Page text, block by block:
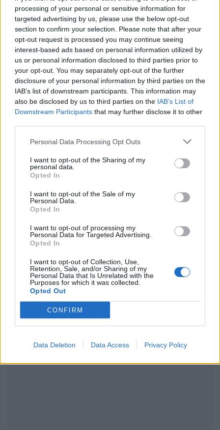
processing of your personal or sensitive information for
targeted advertising by us, please use the below opt-out
section to confirm your selection. Please note that after your
opt-out request is processed you may continue seeing
interest-based ads based on personal information utilized by
us or personal information disclosed to third parties prior to
your opt-out. You may separately opt-out of the further
disclosure of your personal information by third parties on the
IAB’s list of downstream participants. This information may
also be disclosed by us to third parties on the IAB’s List of
Downstream Participants that may further disclose it to other
Personal Data Processing Opt Outs
I want to opt-out of the Sharing of my
personal data.
Opted In
I want to opt-out of the Sale of my
Personal Data.
Opted In
I want to opt-out of processing my
Personal Data for Targeted Advertising.
Opted In
I want to opt-out of Collection, Use,
Retention, Sale, and/or Sharing of my
Personal Data that Is Unrelated with the
Purposes for which it was collected.
Opted Out
CONFIRM
Data Deletion Data Access Privacy Policy
Ακολουθήστε το Pink.gr στοGoogle News
και
μάθετε πρώτοι τα πιο hot νέα
Ακολουθήστε το Pink.gr και στο